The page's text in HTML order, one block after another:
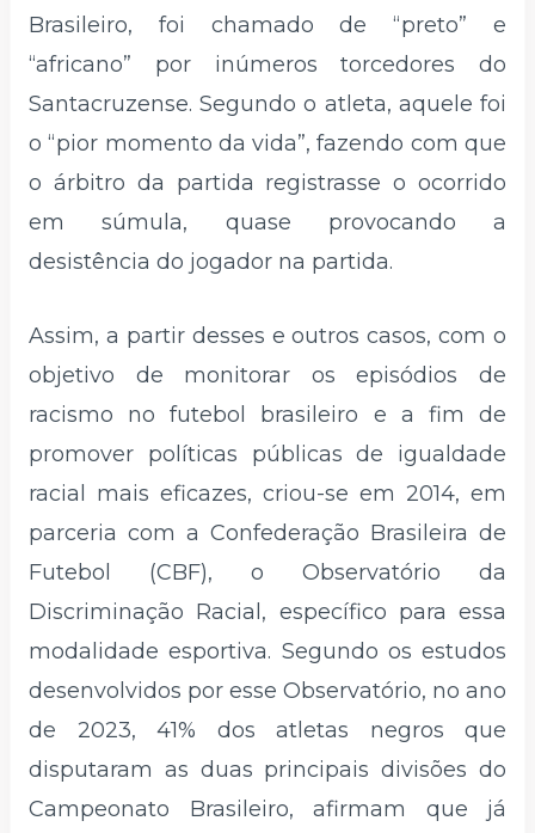
Brasileiro, foi chamado de “preto” e
“africano” por inúmeros torcedores do
Santacruzense. Segundo o atleta, aquele foi
o “pior momento da vida”, fazendo com que
o árbitro da partida registrasse o ocorrido
em súmula, quase provocando a
desistência do jogador na partida.
Assim, a partir desses e outros casos, com o
objetivo de monitorar os episódios de
racismo no futebol brasileiro e a fim de
promover políticas públicas de igualdade
racial mais eficazes, criou-se em 2014, em
parceria com a Confederação Brasileira de
Futebol (CBF), o Observatório da
Discriminação Racial, específico para essa
modalidade esportiva. Segundo os estudos
desenvolvidos por esse Observatório, no ano
de 2023, 41% dos atletas negros que
disputaram as duas principais divisões do
Campeonato Brasileiro, afirmam que já